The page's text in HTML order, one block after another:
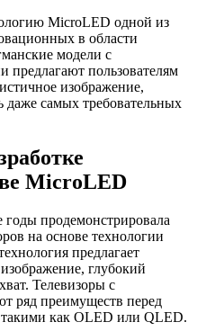
MicroLED одной из
в области
модели с
предлагают пользователям
изображение,
даже самых требовательных
MicroLED
годы продемонстрировала
на основе технологии
предлагает
глубокий
Телевизоры с
ряд преимуществ перед
как OLED или QLED.